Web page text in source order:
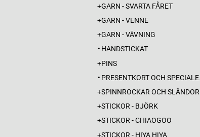
GARN - SVARTA FÅRET
GARN - VENNE
GARN - VÄVNING
HANDSTICKAT
PINS
PRESENTKORT OCH SPECIALERBJUDANDEN
SPINNROCKAR OCH SLÄNDOR
STICKOR - BJÖRK
STICKOR - CHIAOGOO
STICKOR - HIYA HIYA